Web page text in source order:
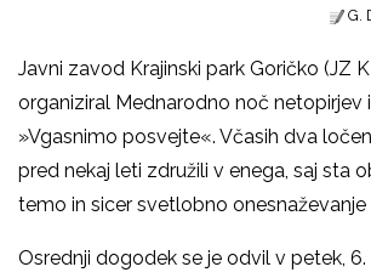
G.
Javni zavod Krajinski park Goričko (JZ
organiziral Mednarodno noč netopirjev
»Vgasnimo posvejte«. Včasih dva
pred nekaj leti združili v enega, saj sta
temo in sicer svetlobno onesnaževanje
Osrednji dogodek se je odvil v petek,